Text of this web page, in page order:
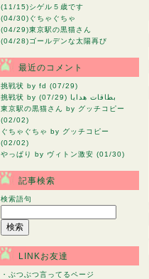
(11/15)シゲル５歳です
(04/30) ぐちゃぐちゃ
(04/29)東京駅の黒猫さん
(04/28)ゴールデンな太陽再び
最近のコメント
挑戦状 by fd (07/29)
挑戦状
by بطاقات هدايا (07/29)
東京駅の黒猫さん by グッチコピー
(02/02)
ぐちゃぐちゃ by グッチコピー
(02/02)
やっぱり
by ヴィトン激安 (01/30)
記事検索
検索語句
LINKお友達
・
ぶつぶつ言ってるページ